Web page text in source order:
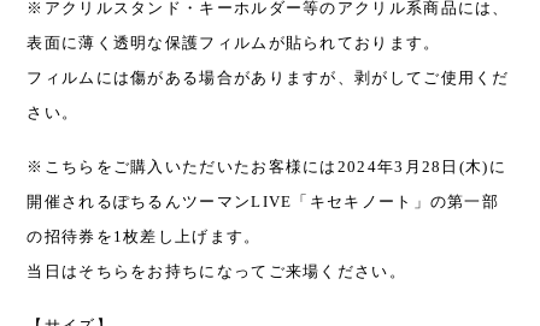
※アクリルスタンド・キーホルダー等のアクリル系商品には、
表面に薄く透明な保護フィルムが貼られております。
フィルムには傷がある場合がありますが、剥がしてご使用くだ
さい。
※こちらをご購入いただいたお客様には2024年3月28日(木)に
開催されるぽちるんツーマンLIVE「キセキノート」の第一部
の招待券を1枚差し上げます。
当日はそちらをお持ちになってご来場ください。